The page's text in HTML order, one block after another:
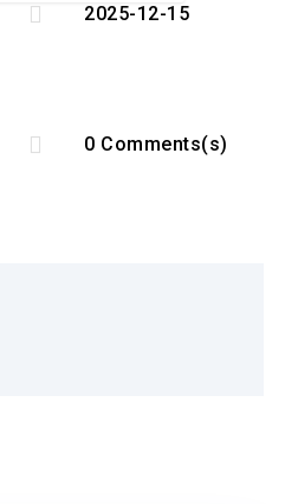
 2025-12-15
 0 Comments(s)